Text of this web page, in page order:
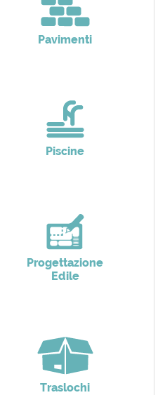
Pavimenti
Piscine
Progettazione
Edile
Traslochi